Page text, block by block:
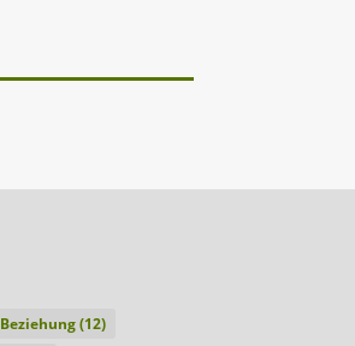
Beziehung(12)